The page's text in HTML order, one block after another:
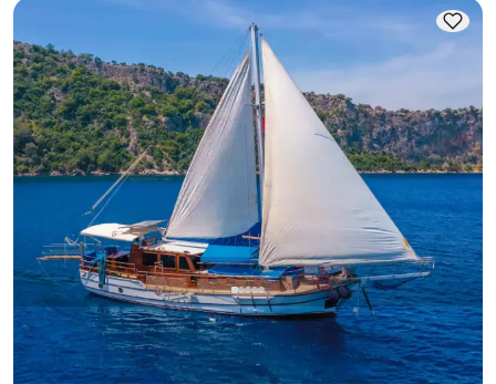
Fethiye, Muğla Nieuwe boot
een Fun-Filled Cruise, Zwemmen & Entertainment Ervaring